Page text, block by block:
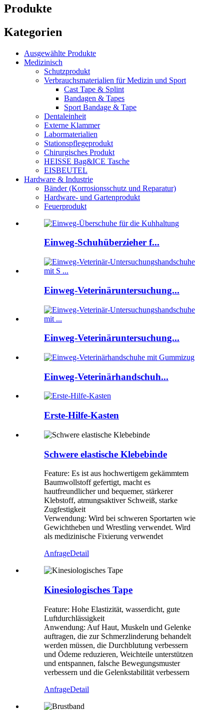
Produkte
Kategorien
Ausgewählte Produkte
Medizinisch
Schutzprodukt
Verbrauchsmaterialien für Medizin und Sport
Cast Tape & Splint
Bandagen & Tapes
Sport Bandage & Tape
Dentaleinheit
Externe Klammer
Labormaterialien
Stationspflegeprodukt
Chirurgisches Produkt
HEISSE Bag&ICE Tasche
EISBEUTEL
Hardware & Industrie
Bänder (Korrosionsschutz und Reparatur)
Hardware- und Gartenprodukt
Feuerprodukt
Einweg-Schuhüberzieher f...
Einweg-Veterinäruntersuchung...
Einweg-Veterinäruntersuchung...
Einweg-Veterinärhandschuh...
Erste-Hilfe-Kasten
Schwere elastische Klebebinde
Feature: Es ist aus hochwertigem gekämmtem
Baumwollstoff gefertigt, macht es
hautfreundlicher und bequemer, stärkerer
Klebstoff, atmungsaktiver Schweiß, starke
Zugfestigkeit
Verwendung: Wird bei schweren Sportarten wie
Gewichtheben und Wrestling verwendet. Wird
als medizinische Fixierung verwendet
AnfrageDetail
Kinesiologisches Tape
Feature: Hohe Elastizität, wasserdicht, gute
Luftdurchlässigkeit
Anwendung: Auf Haut, Muskeln und Gelenke
auftragen, die zur Schmerzlinderung behandelt
werden müssen, die Durchblutung verbessern
und Ödeme reduzieren, Weichteile unterstützen
und entspannen, falsche Bewegungsmuster
verbessern und die Gelenkstabilität verbessern
AnfrageDetail